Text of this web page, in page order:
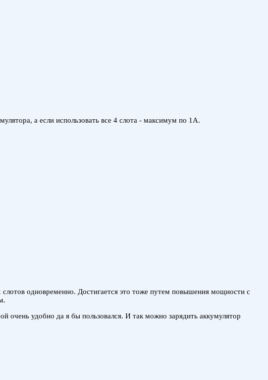
а если использовать все 4 слота - максимум по 1А.
одновременно. Достигается это тоже путем повышения мощности с
очень удобно да я бы пользовался. И так можно зарядить аккумулятор